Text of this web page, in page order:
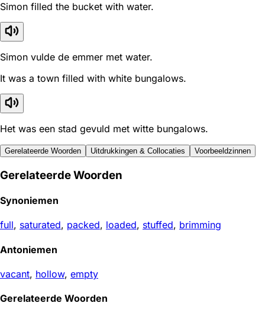
Simon filled the bucket with water.
Simon vulde de emmer met water.
It was a town filled with white bungalows.
Het was een stad gevuld met witte bungalows.
Gerelateerde Woorden Uitdrukkingen & Collocaties Voorbeeldzinnen
Gerelateerde Woorden
Synoniemen
full, saturated, packed, loaded, stuffed, brimming
Antoniemen
vacant, hollow, empty
Gerelateerde Woorden